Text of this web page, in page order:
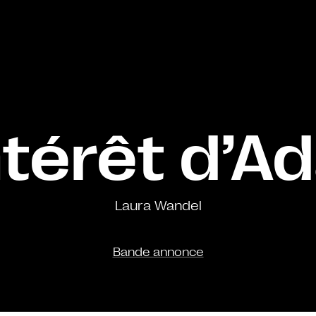
Laura Wandel
Bande annonce